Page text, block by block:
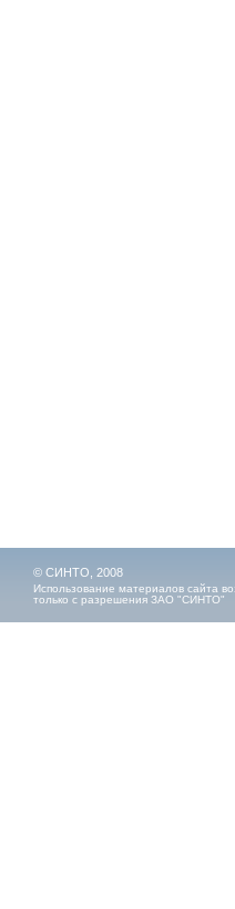
© СИНТО, 2008
Использование материалов сайта
только с разрешения ЗАО "СИНТО"